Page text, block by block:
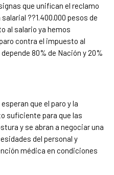
que unifican el reclamo
??1.400.000 pesos de
al salario ya hemos
contra el impuesto al
80% de Nación y 20%
que el paro y la
suficiente para que las
y se abran a negociar una
del personal y
médica en condiciones